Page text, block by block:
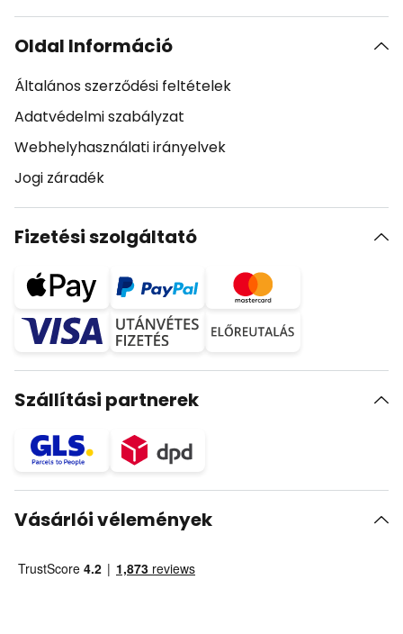
Oldal Információ
Általános szerződési feltételek
Adatvédelmi szabályzat
Webhelyhasználati irányelvek
Jogi záradék
Fizetési szolgáltató
Szállítási partnerek
Vásárlói vélemények